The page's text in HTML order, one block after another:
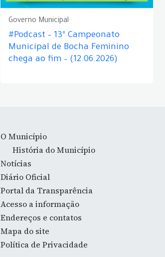
Governo Municipal
#Podcast – 13º Campeonato
Municipal de Bocha Feminino
chega ao fim – (12.06.2026)
O Município
História do Município
Notícias
Diário Oficial
Portal da Transparência
Acesso a informação
Endereços e contatos
Mapa do site
Política de Privacidade